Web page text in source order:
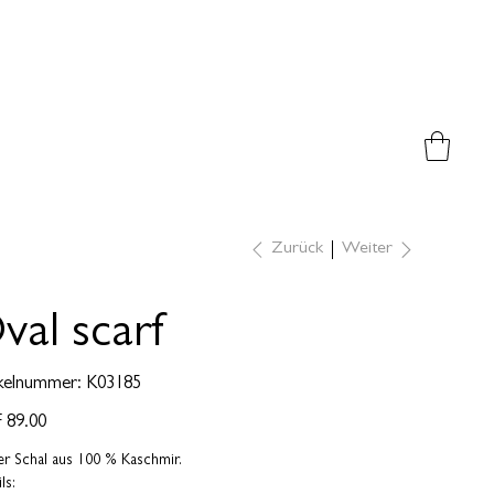
Zurück Weiter
scarf
Artikelnummer:
K03185
K03185
89.00
Schal aus 100 % Kaschmir.